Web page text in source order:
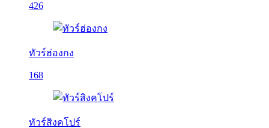
426
ทัวร์ฮ่องกง
168
ทัวร์สิงคโปร์